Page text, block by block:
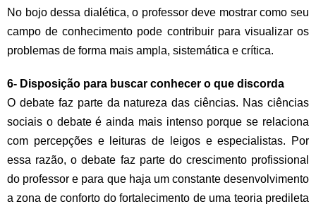
No bojo dessa dialética, o professor deve mostrar como seu
campo de conhecimento pode contribuir para visualizar os
problemas de forma mais ampla, sistemática e crítica.
6- Disposição para buscar conhecer o que discorda
O debate faz parte da natureza das ciências. Nas ciências
sociais o debate é ainda mais intenso porque se relaciona
com percepções e leituras de leigos e especialistas. Por
essa razão, o debate faz parte do crescimento profissional
do professor e para que haja um constante desenvolvimento
a zona de conforto do fortalecimento de uma teoria predileta